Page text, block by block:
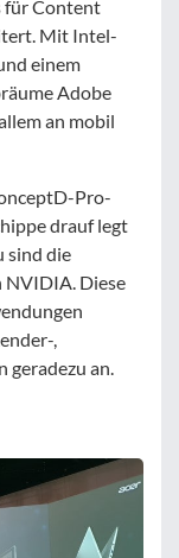
für Content
Mit Intel-
einem
Adobe
an mobil
Pro-
drauf legt
sind die
NVIDIA. Diese
,
an.